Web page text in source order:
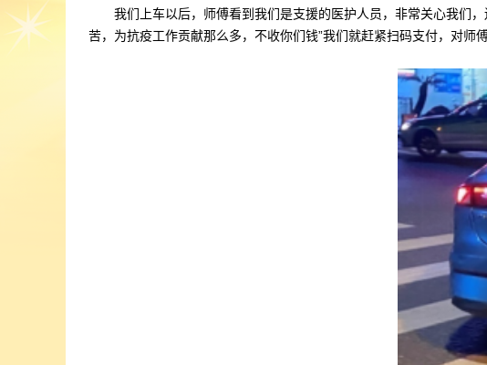
我们上车以后，师傅看到我们是支援的医护人员，非常关心我们
苦，为抗疫工作贡献那么多，不收你们钱”我们就赶紧扫码支付，对师